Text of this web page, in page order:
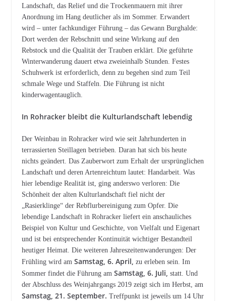
Landschaft, das Relief und die Trockenmauern mit ihrer
Anordnung im Hang deutlicher als im Sommer. Erwandert
wird – unter fachkundiger Führung – das Gewann Burghalde:
Dort werden der Rebschnitt und seine Wirkung auf den
Rebstock und die Qualität der Trauben erklärt. Die geführte
Winterwanderung dauert etwa zweieinhalb Stunden. Festes
Schuhwerk ist erforderlich, denn zu begehen sind zum Teil
schmale Wege und Staffeln. Die Führung ist nicht
kinderwagentauglich.
In Rohracker bleibt die Kulturlandschaft lebendig
Der Weinbau in Rohracker wird wie seit Jahrhunderten in
terrassierten Steillagen betrieben. Daran hat sich bis heute
nichts geändert. Das Zauberwort zum Erhalt der ursprünglichen
Landschaft und deren Artenreichtum lautet: Handarbeit. Was
hier lebendige Realität ist, ging anderswo verloren: Die
Schönheit der alten Kulturlandschaft fiel nicht der
„Rasierklinge“ der Rebflurbereinigung zum Opfer. Die
lebendige Landschaft in Rohracker liefert ein anschauliches
Beispiel von Kultur und Geschichte, von Vielfalt und Eigenart
und ist bei entsprechender Kontinuität wichtiger Bestandteil
heutiger Heimat. Die weiteren Jahreszeitenwanderungen: Der
Frühling wird am Samstag, 6. April, zu erleben sein. Im
Sommer findet die Führung am Samstag, 6. Juli, statt. Und
der Abschluss des Weinjahrgangs 2019 zeigt sich im Herbst, am
Samstag, 21. September. Treffpunkt ist jeweils um 14 Uhr